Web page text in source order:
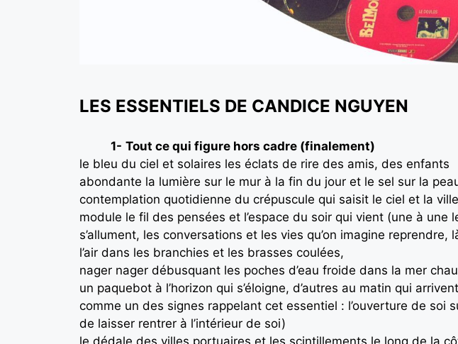
LES ESSENTIELS DE CANDICE NGUYEN
1- Tout ce qui figure hors cadre (finalement)
le bleu du ciel et solaires les éclats de rire des amis, des enfants
abondante la lumière sur le mur à la fin du jour et le sel sur la
contemplation quotidienne du crépuscule qui saisit le ciel et la
module le fil des pensées et l’espace du soir qui vient (une à une
s’allument, les conversations et les vies qu’on imagine reprendre,
l’air dans les branchies et les brasses coulées,
nager nager débusquant les poches d’eau froide dans la mer
un paquebot à l’horizon qui s’éloigne, d’autres au matin qui
comme un des signes rappelant cet essentiel : l’ouverture de soi
de laisser rentrer à l’intérieur de soi)
le dédale des villes portuaires et les scintillements le long de la